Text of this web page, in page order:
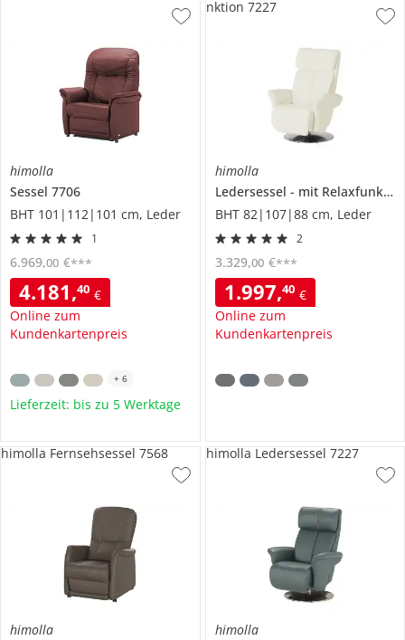
himolla
Sessel 7706
BHT 101|112|101 cm, Leder
1
4.181,40 €
Online zum
Kundenkartenpreis
6.969,00 €***
+ 6
Lieferzeit: bis zu 5 Werktage
himolla
Ledersessel
mit Relaxfunktion
BHT 82|107|88 cm, Leder
2
1.997,40 €
Online zum
Kundenkartenpreis
3.329,00 €***
nktion 7227
himolla
himolla Fernsehsessel 7568
himolla
himolla Ledersessel 7227